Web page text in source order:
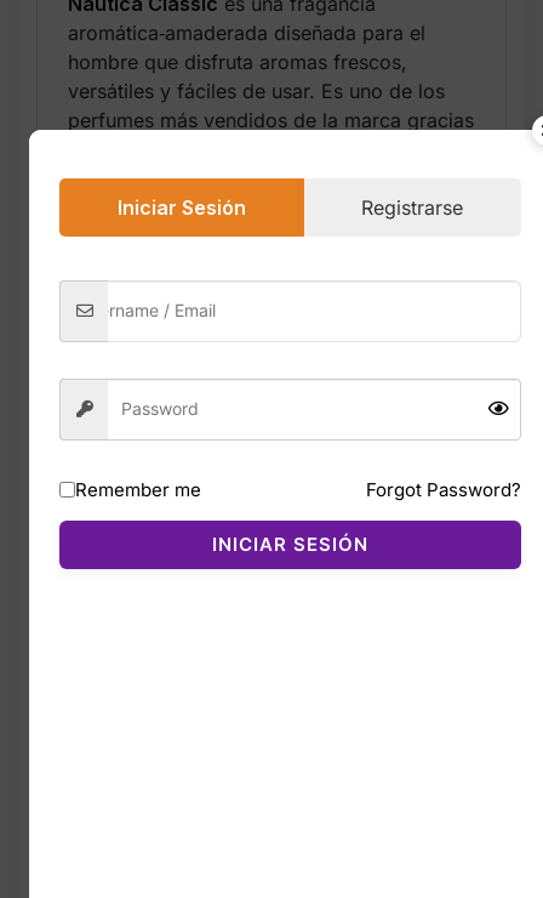
aromática‑amaderada diseñada para el
hombre que disfruta aromas frescos,
versátiles y fáciles de usar. Es uno de los
perfumes más vendidos de la marca gracias
aroma limpio que funciona en cualquier
ocasión.
y un toque herbal decilantroysalvia,
creando frescura inmediata. En el corazón,
eljazmín, larosa, elgeranioy elcaraway
aportan un carácter aromático clásico. El
fondo deámbar
Aroma fresco‑aromático con
fondo amaderado
Iniciar Sesión Registrarse
Remember me Forgot Password?
INICIAR SESIÓN